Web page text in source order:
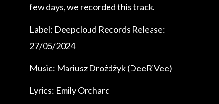
few days, we recorded this track.
Label: Deepcloud Records Release:
27/05/2024
Music: Mariusz Drożdżyk (DeeRiVee)
Lyrics: Emily Orchard